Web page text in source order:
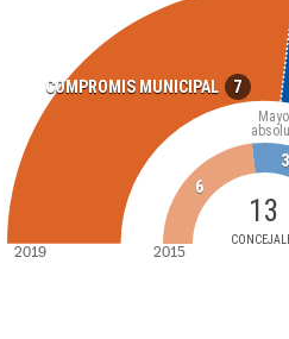
COMPROMIS MUNICIPAL 7
13
6
3
2019 2015